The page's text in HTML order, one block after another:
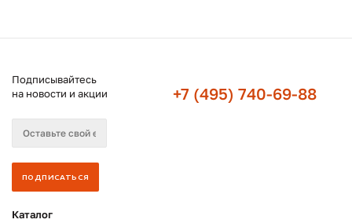
Подписывайтесь
на новости и акции
+7 (495) 740-69-88
Каталог